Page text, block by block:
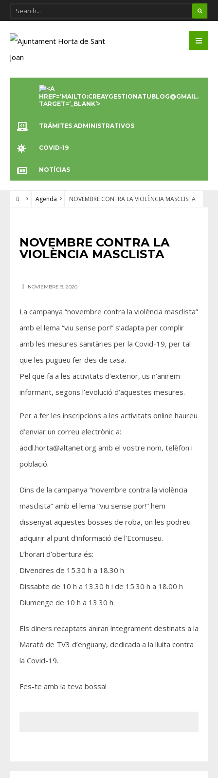
TRÁMITES ADMINISTRATIVOS
COVID-19
NOTÍCIAS
Agenda NOVEMBRE CONTRA LA VIOLÈNCIA MASCLISTA
NOVEMBRE CONTRA LA
VIOLÈNCIA MASCLISTA
NOVIEMBRE 9, 2020
La campanya “novembre contra la violència masclista”
amb el lema “viu sense por!” s’adapta per complir
amb les mesures sanitàries per la Covid-19, per tal
que les pugueu fer des de casa.
Pel que fa a les activitats d’exterior, us n’anirem
informant, segons l’evolució d’aquestes mesures.
Per a fer les inscripcions a les activitats online haureu
d’enviar un correu electrònic a:
aodl.horta@altanet.org amb el vostre nom, telèfon i
població.
Dins de la campanya “novembre contra la violència
masclista” amb el lema “viu sense por!” hem
dissenyat aquestes bosses de roba, on les podreu
adquirir al punt d’informació de l’Ecomuseu.
L’horari d’obertura és:
Divendres de 15.30 h a 18.30 h
Dissabte de 10 h a 13.30 h i de 15.30 h a 18.00 h
Diumenge de 10 h a 13.30 h
Els diners recaptats aniran íntegrament destinats a la
Marató de TV3 d’enguany, dedicada a la lluita contra
la Covid-19.
Fes-te amb la teva bossa!